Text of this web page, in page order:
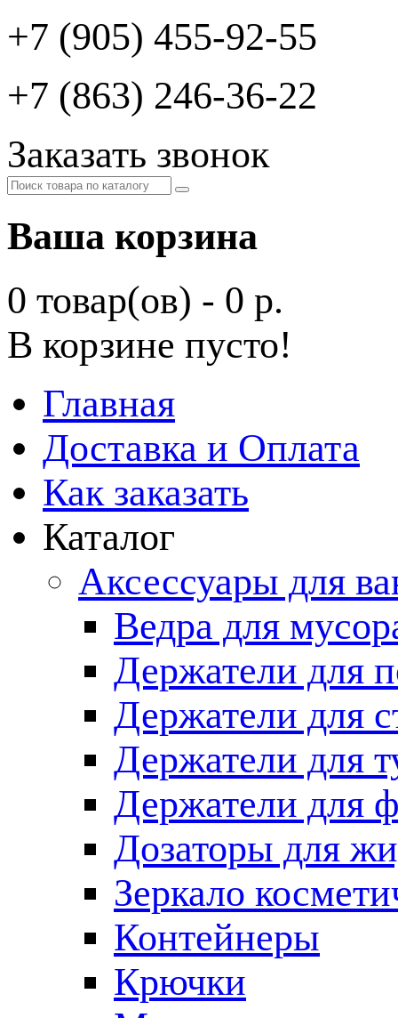
+7 (905) 455-92-55
+7 (863) 246-36-22
Заказать звонок
Ваша корзина
0 товар(ов) - 0 р.
В корзине пусто!
Главная
Доставка и Оплата
Как заказать
Каталог
Аксессуары для
Ведра для
Держатели для
Держатели для
Держатели для
Держатели для
Дозаторы для
Зеркало
Контейнеры
Крючки